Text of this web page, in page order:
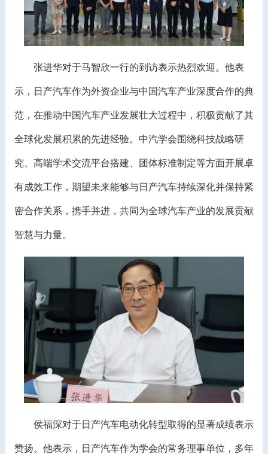
张进华对于马智欣一行的到访表示热烈欢迎。他表
示，日产汽车作为外资企业与中国汽车产业深度合作的典
范，在推动中国汽车产业发展壮大过程中，积极贡献了其
全球化发展积累的先进经验。中汽学会围绕科技战略研
究、高端学术交流平台搭建、团体标准制定等方面开展卓
有成效工作，期望未来能够与日产汽车持续深化并保持紧
密合作关系，携手并进，共同为全球汽车产业的发展贡献
智慧与力量。
侯福深对于日产汽车电动化转型取得的显著成绩表示
赞扬。他表示，日产汽车作为学会的常务理事单位，多年